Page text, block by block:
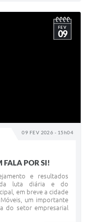
09 FEV 2026 - 15h04
FEV
09
POR SI!
e resultados
da luta diária e do
em breve a cidade
um importante
do setor empresarial